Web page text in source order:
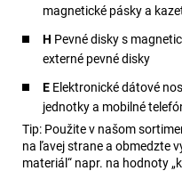
magnetické pásky a
H Pevné disky s
externé pevné disky
E Elektronické dátové
jednotky a mobilné
Tip: Použite v našom
na ľavej strane a obmedzte
materiál“ napr. na hodnoty